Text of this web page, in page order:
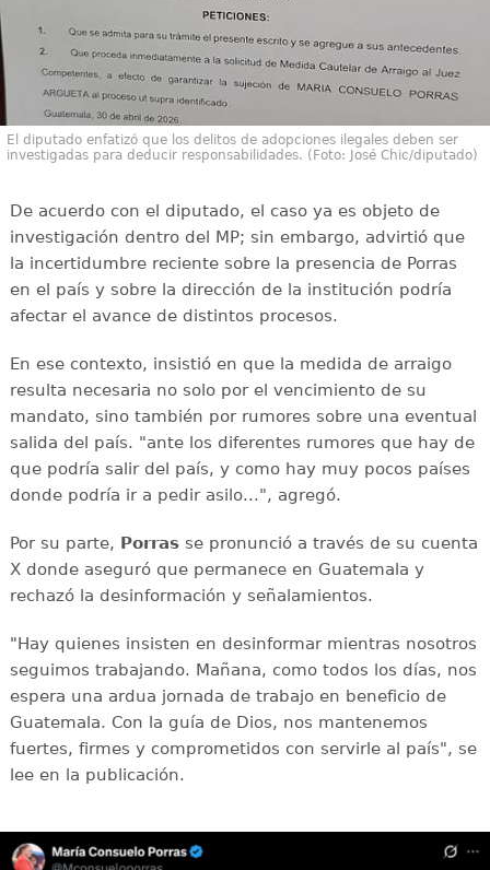
El diputado enfatizó que los delitos de adopciones ilegales deben ser
investigadas para deducir responsabilidades. (Foto: José Chic/diputado)
De acuerdo con el diputado, el caso ya es objeto de
investigación dentro del MP; sin embargo, advirtió que
la incertidumbre reciente sobre la presencia de Porras
en el país y sobre la dirección de la institución podría
afectar el avance de distintos procesos.
En ese contexto, insistió en que la medida de arraigo
resulta necesaria no solo por el vencimiento de su
mandato, sino también por rumores sobre una eventual
salida del país. "ante los diferentes rumores que hay de
que podría salir del país, y como hay muy pocos países
donde podría ir a pedir asilo...", agregó.
Por su parte, Porrasse pronunció a través de su cuenta
X donde aseguró que permanece en Guatemala y
rechazó la desinformación y señalamientos.
"Hay quienes insisten en desinformar mientras nosotros
seguimos trabajando. Mañana, como todos los días, nos
espera una ardua jornada de trabajo en beneficio de
Guatemala. Con la guía de Dios, nos mantenemos
fuertes, firmes y comprometidos con servirle al país", se
lee en la publicación.